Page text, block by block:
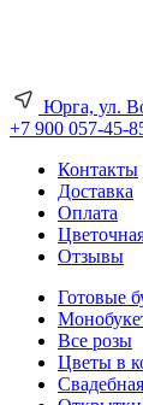
Юрга, ул.
+7 900 057-45-
Контакты
Доставка
Оплата
Отзывы
Готовые
Все розы
Цветы в